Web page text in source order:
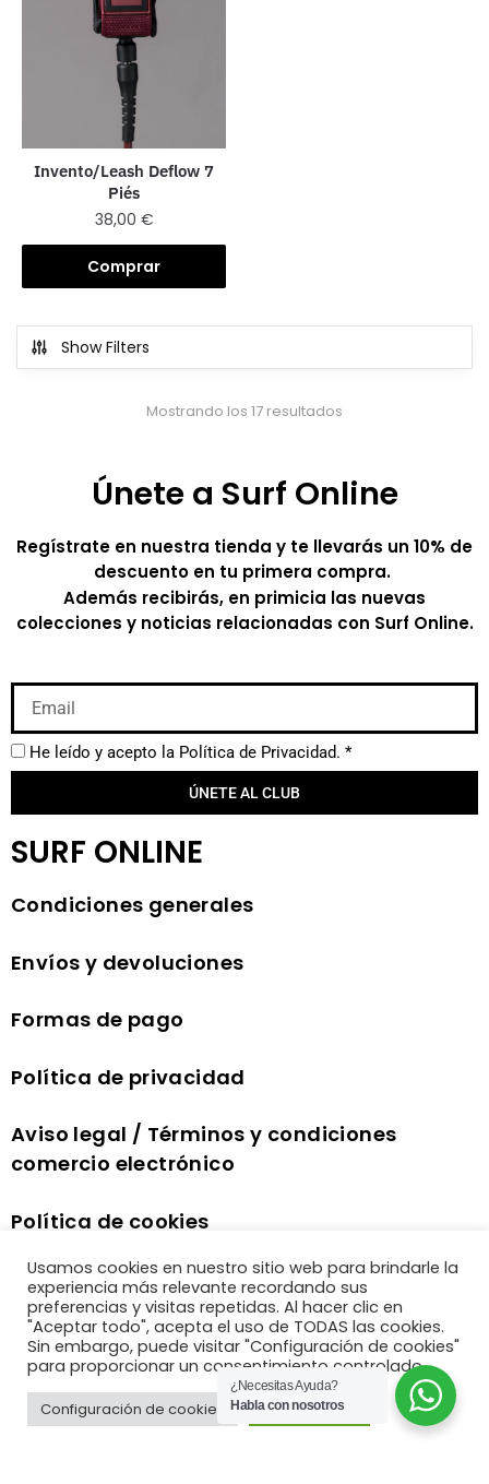
Invento/Leash Deflow 7
Piés
38,00 €
Comprar
Show Filters
Mostrando los 17 resultados
Únete a Surf Online
Regístrate en nuestra tienda y te llevarás un 10% de
descuento en tu primera compra.
Además recibirás, en primicia las nuevas
colecciones y noticias relacionadas con Surf Online.
He leído y acepto la Política de Privacidad. *
ÚNETE AL CLUB
SURF ONLINE
Condiciones generales
Envíos y devoluciones
Formas de pago
Política de privacidad
Aviso legal / Términos y condiciones
comercio electrónico
Política de cookies
Usamos cookies en nuestro sitio web para brindarle la
experiencia más relevante recordando sus
preferencias y visitas repetidas. Al hacer clic en
"Aceptar todo", acepta el uso de TODAS las cookies.
Sin embargo, puede visitar "Configuración de cookies"
para proporcionar un consentimiento controlado.
Configuración de cookies Aceptar todo
¿Necesitas Ayuda?
Habla con nosotros